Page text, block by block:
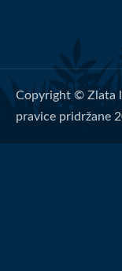
Copyright © Zlata
pravice pridržane